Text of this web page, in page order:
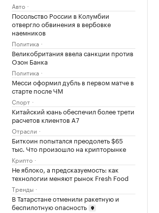
Авто
Посольство России в Колумбии
отвергло обвинения в вербовке
наемников
Политика
Великобритания ввела санкции против
Озон Банка
Политика
Месси оформил дубль в первом матче в
старте после ЧМ
Спорт
Китайский юань обеспечил более трети
расчетов клиентов А7
Отрасли
Биткоин попытался преодолеть $65
тыс. Что произошло на крипторынке
Крипто
Не яблоко, а предсказуемость: как
технологии меняют рынок Fresh Food
Тренды
В Татарстане отменили ракетную и
беспилотную опасность